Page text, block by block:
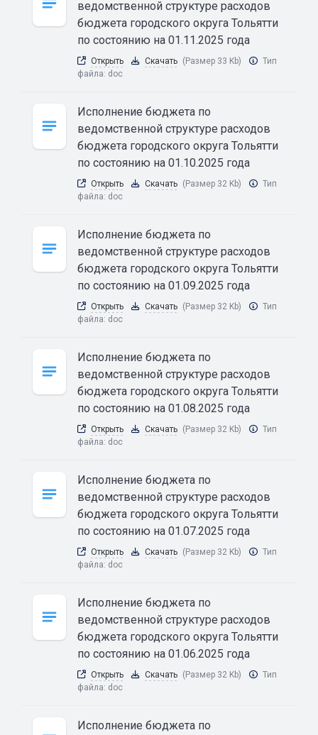
ведомственной структуре расходов
бюджета городского округа Тольятти
по состоянию на 01.11.2025 года
Открыть Скачать (Размер 33 Kb)
Тип
файла: doc
Исполнение бюджета по
ведомственной структуре расходов
бюджета городского округа Тольятти
по состоянию на 01.10.2025 года
Открыть Скачать (Размер 32 Kb)
Тип
файла: doc
Исполнение бюджета по
ведомственной структуре расходов
бюджета городского округа Тольятти
по состоянию на 01.09.2025 года
Открыть Скачать (Размер 32 Kb)
Тип
файла: doc
Исполнение бюджета по
ведомственной структуре расходов
бюджета городского округа Тольятти
по состоянию на 01.08.2025 года
Открыть Скачать (Размер 32 Kb)
Тип
файла: doc
Исполнение бюджета по
ведомственной структуре расходов
бюджета городского округа Тольятти
по состоянию на 01.07.2025 года
Открыть Скачать (Размер 32 Kb)
Тип
файла: doc
Исполнение бюджета по
ведомственной структуре расходов
бюджета городского округа Тольятти
по состоянию на 01.06.2025 года
Открыть Скачать (Размер 32 Kb)
Тип
файла: doc
Исполнение бюджета по